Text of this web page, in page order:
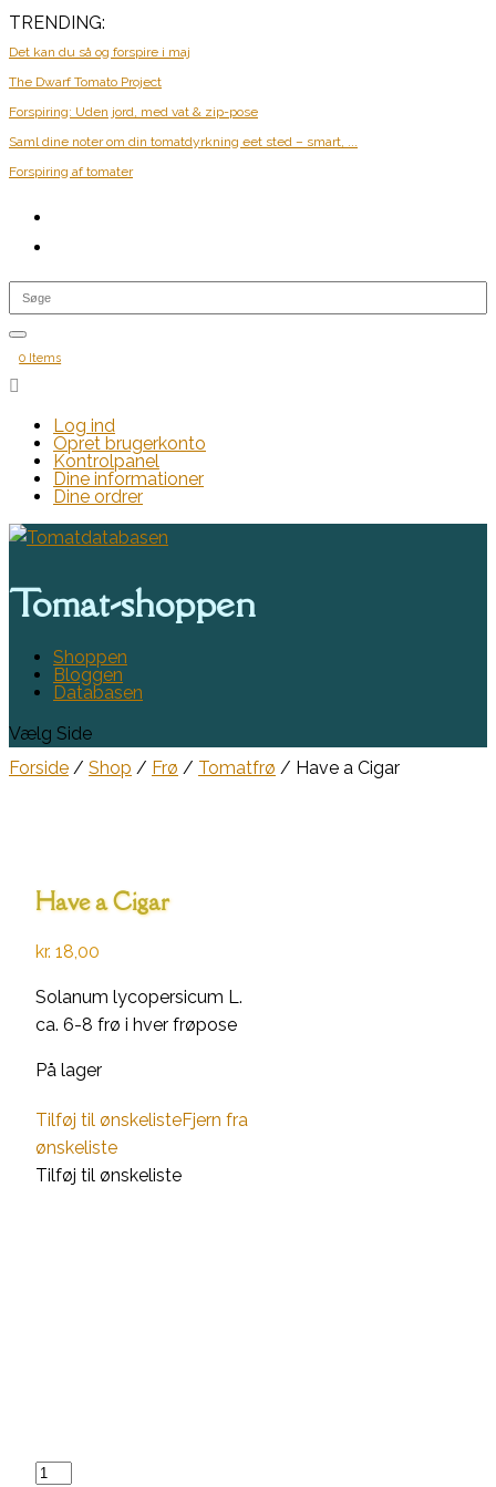
TRENDING:
Det kan du så og forspire i maj
The Dwarf Tomato Project
Forspiring: Uden jord, med vat & zip-pose
Saml dine noter om din tomatdyrkning eet sted – smart, ...
Forspiring af tomater
0 Items

Log ind
Opret brugerkonto
Kontrolpanel
Dine informationer
Dine ordrer
Tomat-shoppen
Shoppen
Bloggen
Databasen
Vælg Side
Forside / Shop / Frø / Tomatfrø / Have a Cigar
Have a Cigar
kr. 18,00
Solanum lycopersicum L.
ca. 6-8 frø i hver frøpose
På lager
Tilføj til ønskelisteFjern fra
ønskeliste
Tilføj til ønskeliste
Have